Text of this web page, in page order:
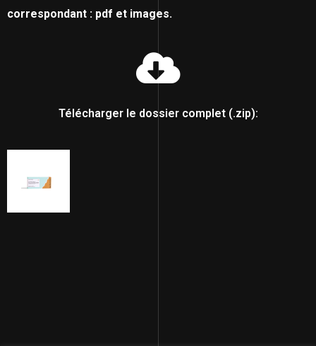
correspondant : pdf et images.
Télécharger le dossier complet (.zip):